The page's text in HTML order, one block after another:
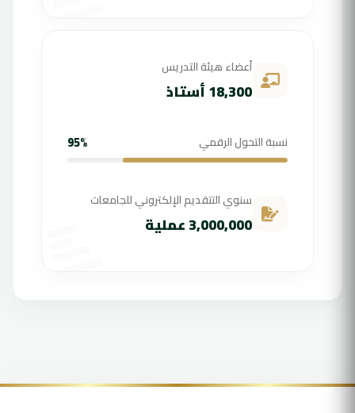
أعضاء هيئة التدريس
18,300 أستاذ
نسبة التحول الرقمي 95%
سنوي التتقديم الإلكتروني للجامعات
3,000,000 عملية